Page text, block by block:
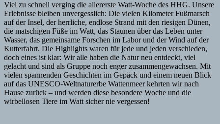
Viel zu schnell verging die allererste Watt-Woche des HHG. Unsere
Erlebnisse bleiben unvergesslich: Die vielen Kilometer Fußmarsch
auf der Insel, der herrliche, endlose Strand mit den riesigen Dünen,
die matschigen Füße im Watt, das Staunen über das Leben unter
Wasser, das gemeinsame Forschen im Labor und der Wind auf der
Kutterfahrt. Die Highlights waren für jede und jeden verschieden,
doch eines ist klar: Wir alle haben die Natur neu entdeckt, viel
gelacht und sind als Gruppe noch enger zusammengewachsen. Mit
vielen spannenden Geschichten im Gepäck und einem neuen Blick
auf das UNESCO-Weltnaturerbe Wattenmeer kehrten wir nach
Hause zurück – und werden diese besondere Woche und die
wirbellosen Tiere im Watt sicher nie vergessen!